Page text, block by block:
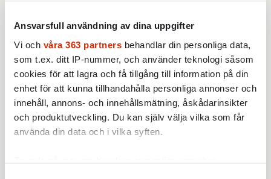
Ansvarsfull användning av dina uppgifter
Vi och våra 363 partners behandlar din personliga data,
som t.ex. ditt IP-nummer, och använder teknologi såsom
cookies för att lagra och få tillgång till information på din
enhet för att kunna tillhandahålla personliga annonser och
innehåll, annons- och innehållsmätning, åskådarinsikter
och produktutveckling. Du kan själv välja vilka som får
använda din data och i vilka syften.
Ta reda på mer om hur dina personliga uppgifter
rötter, meddelade på Twitter att även hon var
beredd att registrera sig som muslim.
DET VAR MYCKET GLÄDJANDEatt se hur judar
och andra i USA tog ställning för muslimerna
när dessas medborgerliga rättigheter hotades.
På samma sätt förväntade jag mig att vi
muslimer ska ställa upp för judar när de
2023 efter Hamas illdåd uppmanas att dölja